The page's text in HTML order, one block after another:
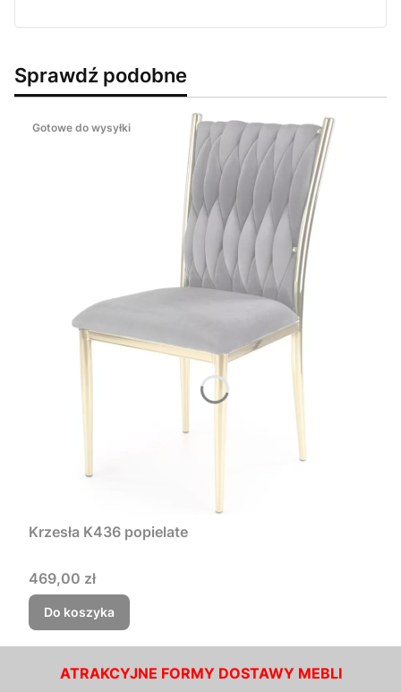
Sprawdź podobne
Gotowe do wysyłki
Krzesła K436 popielate
Cena
469,00 zł
Do koszyka
ATRAKCYJNE FORMY DOSTAWY MEBLI